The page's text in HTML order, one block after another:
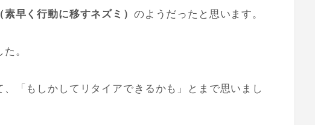
素早く行動に移すネズミ） のようだったと思います。
。
「もしかしてリタイアできるかも」とまで思いまし